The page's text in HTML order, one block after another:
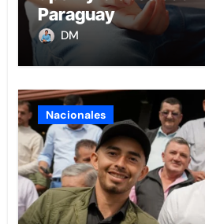
Paraguay
DM
Nacionales